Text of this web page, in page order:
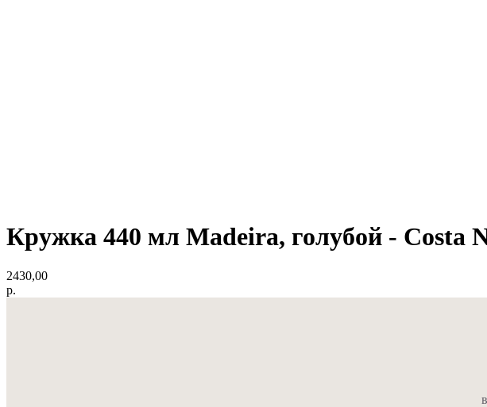
Кружка 440 мл Madeira, голубой - Costa
2430,00
р.